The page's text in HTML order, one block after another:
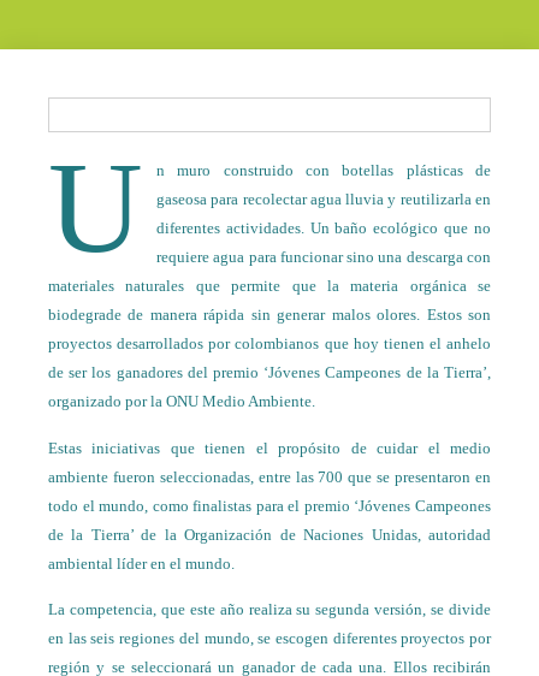
U
n muro construido con botellas plásticas de
gaseosa para recolectar agua lluvia y reutilizarla en
diferentes actividades. Un baño ecológico que no
requiere agua para funcionar sino una descarga con
materiales naturales que permite que la materia orgánica se
biodegrade de manera rápida sin generar malos olores. Estos son
proyectos desarrollados por colombianos que hoy tienen el anhelo
de ser los ganadores del premio ‘Jóvenes Campeones de la Tierra’,
organizado por la ONU Medio Ambiente.
Estas iniciativas que tienen el propósito de cuidar el medio
ambiente fueron seleccionadas, entre las 700 que se presentaron en
todo el mundo, como finalistas para el premio ‘Jóvenes Campeones
de la Tierra’ de la Organización de Naciones Unidas, autoridad
ambiental líder en el mundo.
La competencia, que este año realiza su segunda versión, se divide
en las seis regiones del mundo, se escogen diferentes proyectos por
región y se seleccionará un ganador de cada una. Ellos recibirán